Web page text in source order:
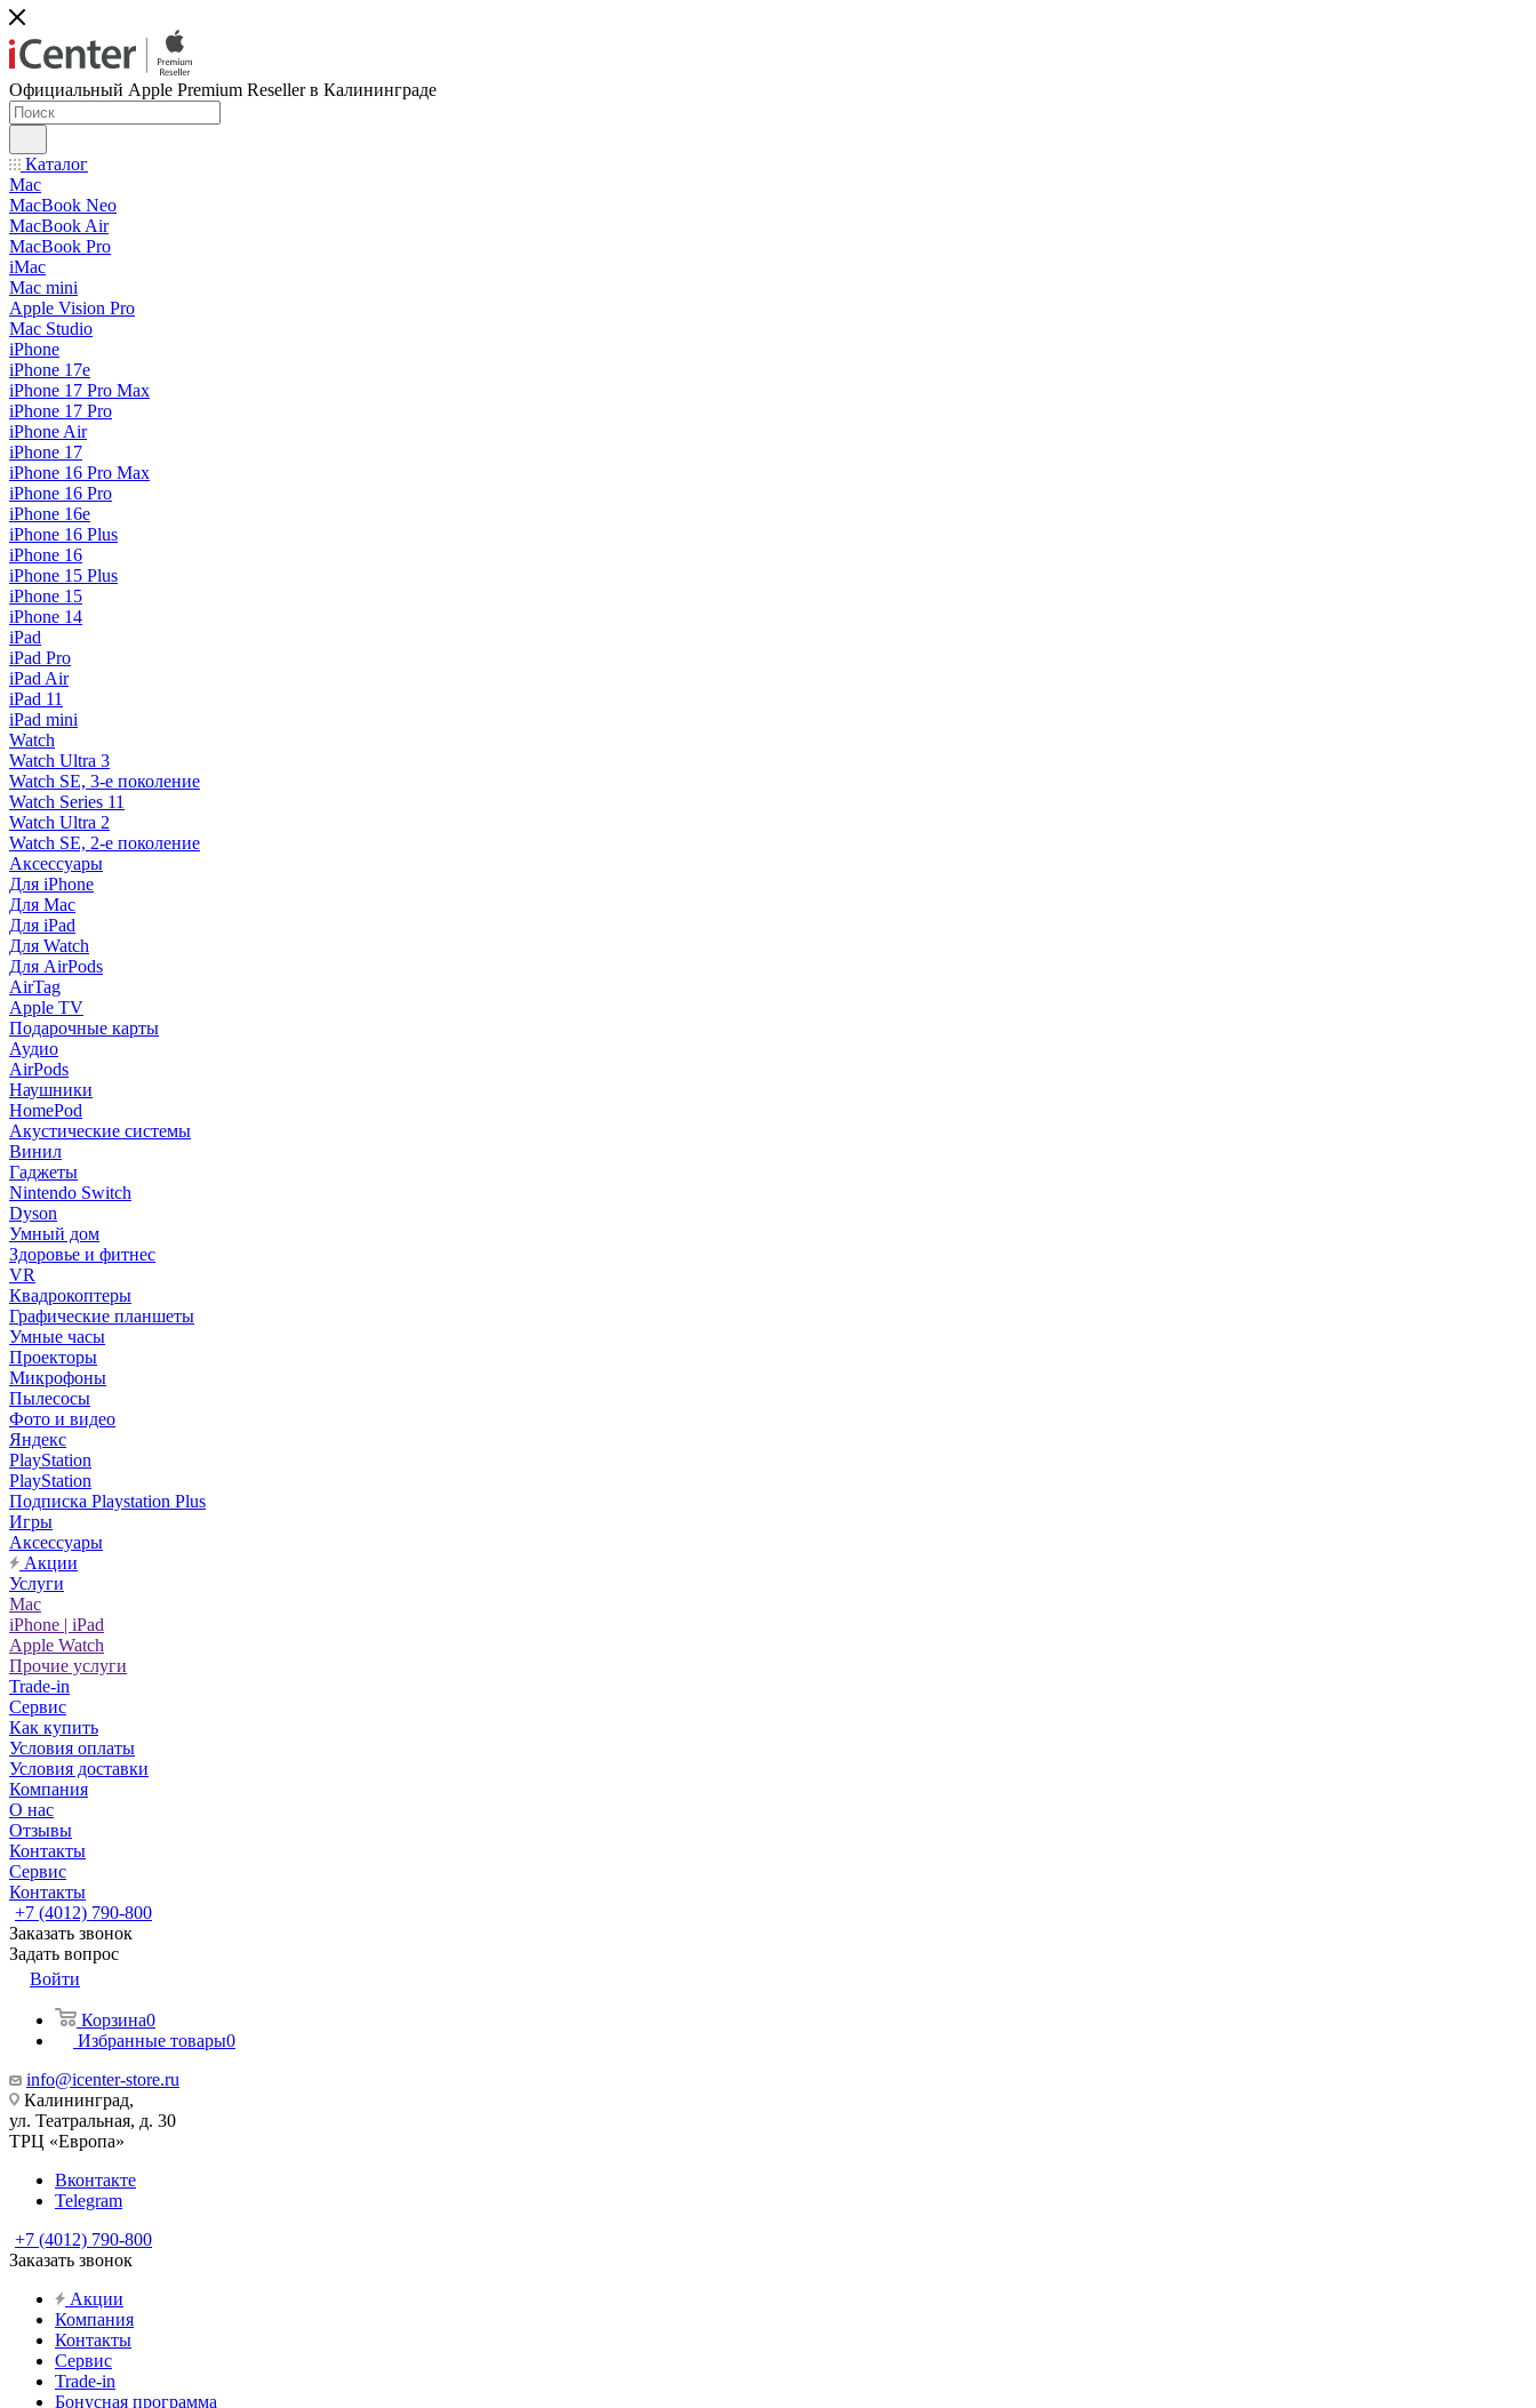
Официальный Apple Premium Reseller в Калининграде
Каталог
Mac
MacBook Neo
MacBook Air
MacBook Pro
iMac
Mac mini
Apple Vision Pro
Mac Studio
iPhone
iPhone 17e
iPhone 17 Pro Max
iPhone 17 Pro
iPhone Air
iPhone 17
iPhone 16 Pro Max
iPhone 16 Pro
iPhone 16e
iPhone 16 Plus
iPhone 16
iPhone 15 Plus
iPhone 15
iPhone 14
iPad
iPad Pro
iPad Air
iPad 11
iPad mini
Watch
Watch Ultra 3
Watch SE, 3-е поколение
Watch Series 11
Watch Ultra 2
Watch SE, 2-е поколение
Аксессуары
Для iPhone
Для Mac
Для iPad
Для Watch
Для AirPods
AirTag
Apple TV
Подарочные карты
Аудио
AirPods
Наушники
HomePod
Акустические системы
Винил
Гаджеты
Nintendo Switch
Dyson
Умный дом
Здоровье и фитнес
VR
Квадрокоптеры
Графические планшеты
Умные часы
Проекторы
Микрофоны
Пылесосы
Фото и видео
Яндекс
PlayStation
PlayStation
Подписка Playstation Plus
Игры
Аксессуары
Акции
Услуги
Mac
iPhone | iPad
Apple Watch
Прочие услуги
Trade-in
Сервис
Как купить
Условия оплаты
Условия доставки
Компания
О нас
Отзывы
Контакты
Сервис
Контакты
+7 (4012) 790-800
Заказать звонок
Задать вопрос
Войти
Корзина0
Избранные товары0
info@icenter-store.ru
Калининград,
ул. Театральная, д. 30
ТРЦ «Европа»
Вконтакте
Telegram
+7 (4012) 790-800
Заказать звонок
Акции
Компания
Контакты
Сервис
Trade-in
Бонусная программа